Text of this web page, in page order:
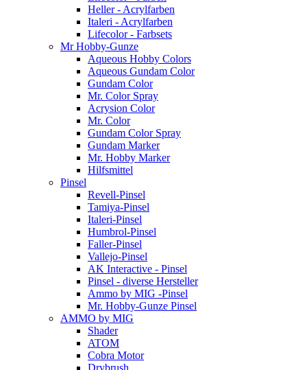
Heller - Acrylfarben
Italeri - Acrylfarben
Lifecolor - Farbsets
Mr Hobby-Gunze
Aqueous Hobby Colors
Aqueous Gundam Color
Gundam Color
Mr. Color Spray
Acrysion Color
Mr. Color
Gundam Color Spray
Gundam Marker
Mr. Hobby Marker
Hilfsmittel
Pinsel
Revell-Pinsel
Tamiya-Pinsel
Italeri-Pinsel
Humbrol-Pinsel
Faller-Pinsel
Vallejo-Pinsel
AK Interactive - Pinsel
Pinsel - diverse Hersteller
Ammo by MIG -Pinsel
Mr. Hobby-Gunze Pinsel
AMMO by MIG
Shader
ATOM
Cobra Motor
Drybrush